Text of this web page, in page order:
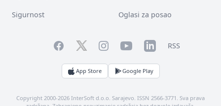
Sigurnost Oglasi za posao
FacebookTwitterInstagramYouTubeLinkedInRSS
App Store Google Play
Copyright 2000-2026 InterSoft d.o.o. Sarajevo. ISSN 2566-3771. Sva prava